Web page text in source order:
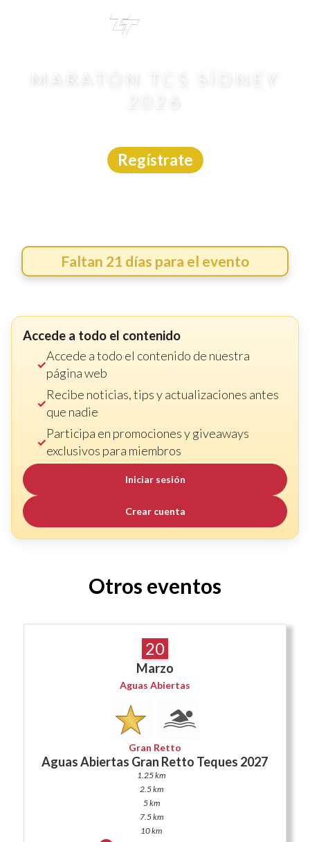
MARATÓN TCS SÍDNEY
Regístrate
Faltan 21 días para el evento
Accede a todo el contenido
Accede a todo el contenido de nuestra
página web
Recibe noticias, tips y actualizaciones antes
que nadie
Participa en promociones y giveaways
exclusivos para miembros
Iniciar sesión
Crear cuenta
Otros eventos
20
Marzo
Aguas Abiertas
Gran Retto
Aguas Abiertas Gran Retto Teques 2027
1.25 km
2.5 km
5 km
7.5 km
10 km